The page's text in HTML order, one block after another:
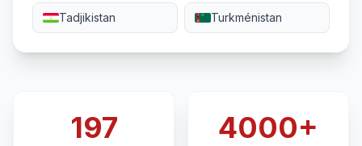
Tadjikistan Turkménistan
197 4000+